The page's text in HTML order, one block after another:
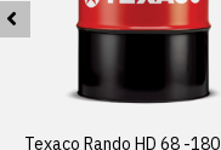
Texaco Rando HD 68 -180